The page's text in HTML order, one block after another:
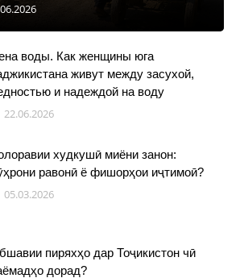
воды. Как женщины юга
живут между засухой,
и надеждой на воду
22.06.2026
худкушӣ миёни занон:
равонӣ ё фишорҳои иҷтимоӣ?
05.03.2026
пиряхҳо дар Тоҷикистон чӣ
дорад?